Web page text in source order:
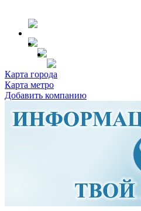
Карта города
Карта метро
Добавить компанию